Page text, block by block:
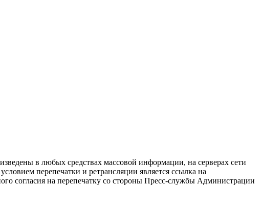
в любых средствах массовой информации, на серверах сети
перепечатки и ретрансляции является ссылка на
согласия на перепечатку со стороны Пресс-службы Администрации